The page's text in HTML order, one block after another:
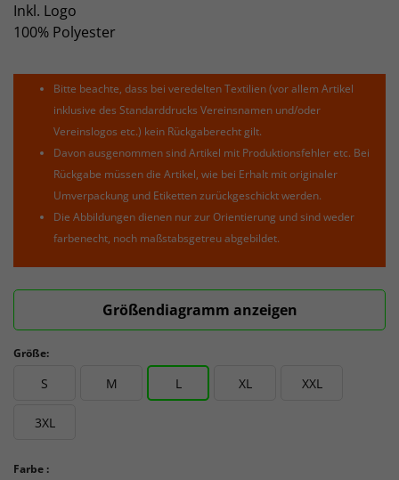
Inkl. Logo
100% Polyester
Bitte beachte, dass bei veredelten Textilien (vor allem Artikel
inklusive des Standarddrucks Vereinsnamen und/oder
Vereinslogos etc.) kein Rückgaberecht gilt.
Davon ausgenommen sind Artikel mit Produktionsfehler etc. Bei
Rückgabe müssen die Artikel, wie bei Erhalt mit originaler
Umverpackung und Etiketten zurückgeschickt werden.
Die Abbildungen dienen nur zur Orientierung und sind weder
farbenecht, noch maßstabsgetreu abgebildet.
Größendiagramm anzeigen
Größe:
S M L XL XXL
3XL
Farbe :